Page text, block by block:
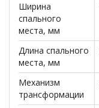
Ширина
спального
места, мм
Длина спального
места, мм
Механизм
трансформации